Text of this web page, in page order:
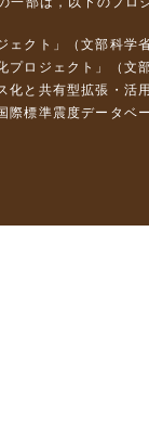
ェクト」（文部科
プロジェクト」（
化と共有型拡張・
際標準震度データ